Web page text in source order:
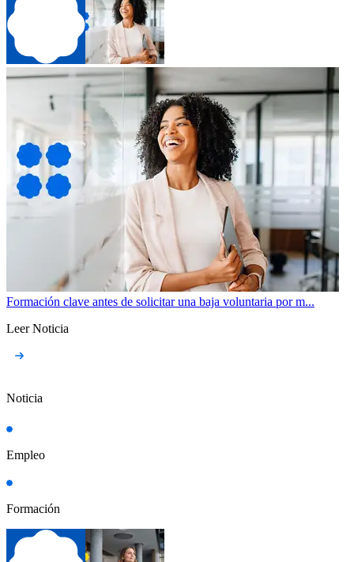
Formación clave antes de solicitar una baja voluntaria por m...
Leer Noticia
Noticia
Empleo
Formación